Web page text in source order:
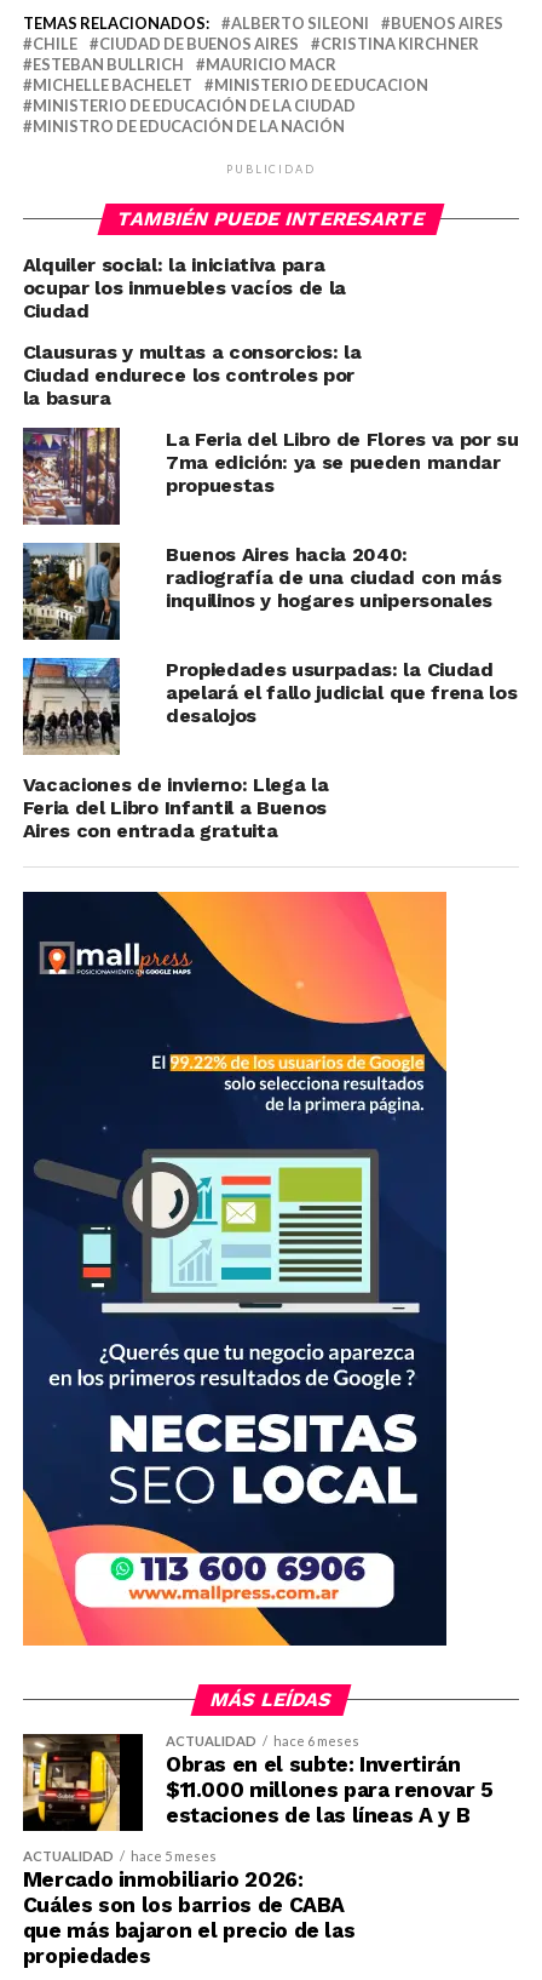
TEMAS RELACIONADOS: ALBERTO SILEONI
BUENOS AIRES
CHILE
CIUDAD DE BUENOS AIRES
CRISTINA KIRCHNER
ESTEBAN BULLRICH
MAURICIO MACR
MICHELLE BACHELET
MINISTERIO DE EDUCACION
MINISTERIO DE EDUCACIÓN DE LA CIUDAD
MINISTRO DE EDUCACIÓN DE LA NACIÓN
PUBLICIDAD
TAMBIÉN PUEDE INTERESARTE
Alquiler social: la iniciativa para
ocupar los inmuebles vacíos de la
Ciudad
Clausuras y multas a consorcios: la
Ciudad endurece los controles por
la basura
La Feria del Libro de Flores va por su
7ma edición: ya se pueden mandar
propuestas
Buenos Aires hacia 2040:
radiografía de una ciudad con más
inquilinos y hogares unipersonales
Propiedades usurpadas: la Ciudad
apelará el fallo judicial que frena los
desalojos
Vacaciones de invierno: Llega la
Feria del Libro Infantil a Buenos
Aires con entrada gratuita
MÁS LEÍDAS
ACTUALIDAD hace 6 meses
Obras en el subte: Invertirán
$11.000 millones para renovar 5
estaciones de las líneas A y B
ACTUALIDAD hace 5 meses
Mercado inmobiliario 2026:
Cuáles son los barrios de CABA
que más bajaron el precio de las
propiedades